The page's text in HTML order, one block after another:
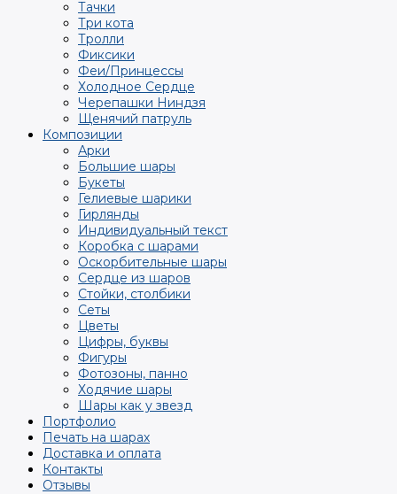
Тачки
Три кота
Тролли
Фиксики
Феи/Принцессы
Холодное Сердце
Черепашки Ниндзя
Щенячий патруль
Композиции
Арки
Большие шары
Букеты
Гелиевые шарики
Гирлянды
Индивидуальный текст
Коробка с шарами
Оскорбительные шары
Сердце из шаров
Стойки, столбики
Сеты
Цветы
Цифры, буквы
Фигуры
Фотозоны, панно
Ходячие шары
Шары как у звезд
Портфолио
Печать на шарах
Доставка и оплата
Контакты
Отзывы